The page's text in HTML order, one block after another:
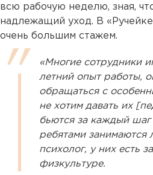
всю рабочую неделю, зная,
надлежащий уход. В
очень большим стажем.
«Многие сотрудники
летний опыт работы,
обращаться с
не хотим давать их
бьются за каждый
ребятами занимаются
психолог, у них есть
физкультуре.